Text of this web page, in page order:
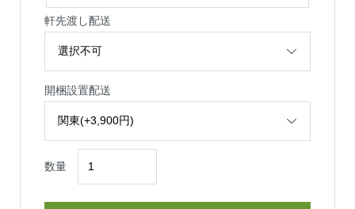
軒先渡し配送
開梱設置配送
数量